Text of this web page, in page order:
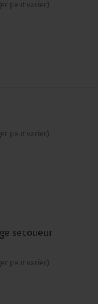
peut varier)
peut varier)
secoueur
peut varier)